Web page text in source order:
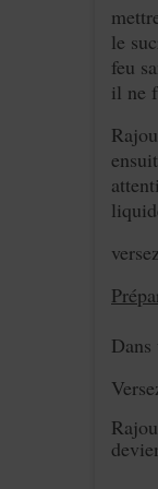
le
feu
il ne
Dans